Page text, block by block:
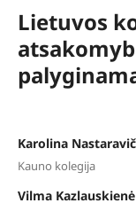
Lietuvos
Karolina
Kauno kolegija
Vilma Kazlauskienė